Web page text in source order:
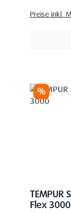
Preise inkl.
Rabatt
%
TEMPUR
Flex 3000